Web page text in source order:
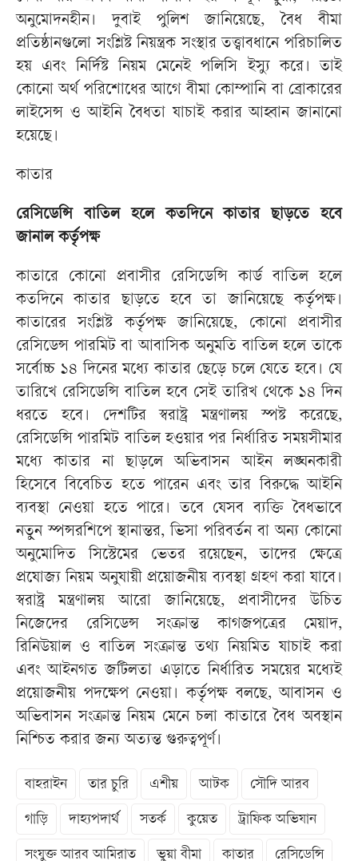
অনুমোদনহীন। দুবাই পুলিশ জানিয়েছে, বৈধ বীমা
প্রতিষ্ঠানগুলো সংশ্লিষ্ট নিয়ন্ত্রক সংস্থার তত্ত্বাবধানে পরিচালিত
হয় এবং নির্দিষ্ট নিয়ম মেনেই পলিসি ইস্যু করে। তাই
কোনো অর্থ পরিশোধের আগে বীমা কোম্পানি বা ব্রোকারের
লাইসেন্স ও আইনি বৈধতা যাচাই করার আহ্বান জানানো
হয়েছে।
কাতার
রেসিডেন্সি বাতিল হলে কতদিনে কাতার ছাড়তে হবে
জানাল কর্তৃপক্ষ
কাতারে কোনো প্রবাসীর রেসিডেন্সি কার্ড বাতিল হলে
কতদিনে কাতার ছাড়তে হবে তা জানিয়েছে কর্তৃপক্ষ।
কাতারের সংশ্লিষ্ট কর্তৃপক্ষ জানিয়েছে, কোনো প্রবাসীর
রেসিডেন্স পারমিট বা আবাসিক অনুমতি বাতিল হলে তাকে
সর্বোচ্চ ১৪ দিনের মধ্যে কাতার ছেড়ে চলে যেতে হবে। যে
তারিখে রেসিডেন্সি বাতিল হবে সেই তারিখ থেকে ১৪ দিন
ধরতে হবে। দেশটির স্বরাষ্ট্র মন্ত্রণালয় স্পষ্ট করেছে,
রেসিডেন্সি পারমিট বাতিল হওয়ার পর নির্ধারিত সময়সীমার
মধ্যে কাতার না ছাড়লে অভিবাসন আইন লঙ্ঘনকারী
হিসেবে বিবেচিত হতে পারেন এবং তার বিরুদ্ধে আইনি
ব্যবস্থা নেওয়া হতে পারে। তবে যেসব ব্যক্তি বৈধভাবে
নতুন স্পন্সরশিপে স্থানান্তর, ভিসা পরিবর্তন বা অন্য কোনো
অনুমোদিত সিস্টেমের ভেতর রয়েছেন, তাদের ক্ষেত্রে
প্রযোজ্য নিয়ম অনুযায়ী প্রয়োজনীয় ব্যবস্থা গ্রহণ করা যাবে।
স্বরাষ্ট্র মন্ত্রণালয় আরো জানিয়েছে, প্রবাসীদের উচিত
নিজেদের রেসিডেন্স সংক্রান্ত কাগজপত্রের মেয়াদ,
রিনিউয়াল ও বাতিল সংক্রান্ত তথ্য নিয়মিত যাচাই করা
এবং আইনগত জটিলতা এড়াতে নির্ধারিত সময়ের মধ্যেই
প্রয়োজনীয় পদক্ষেপ নেওয়া। কর্তৃপক্ষ বলছে, আবাসন ও
অভিবাসন সংক্রান্ত নিয়ম মেনে চলা কাতারে বৈধ অবস্থান
নিশ্চিত করার জন্য অত্যন্ত গুরুত্বপূর্ণ।
বাহরাইন তার চুরি এশীয় আটক সৌদি আরব
গাড়ি দাহ্যপদার্থ সতর্ক কুয়েত ট্রাফিক অভিযান
সংযুক্ত আরব আমিরাত ভুয়া বীমা কাতার রেসিডেন্সি